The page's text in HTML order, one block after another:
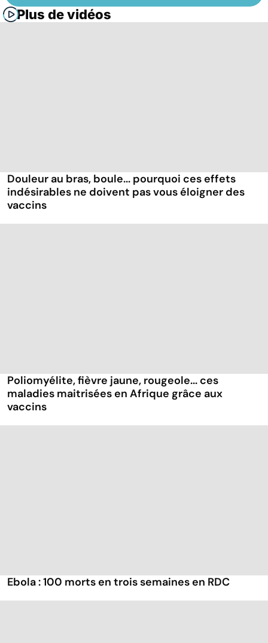
Plus de vidéos
Douleur au bras, boule... pourquoi ces effets
indésirables ne doivent pas vous éloigner des
vaccins
Poliomyélite, fièvre jaune, rougeole... ces
maladies maitrisées en Afrique grâce aux
vaccins
Ebola : 100 morts en trois semaines en RDC